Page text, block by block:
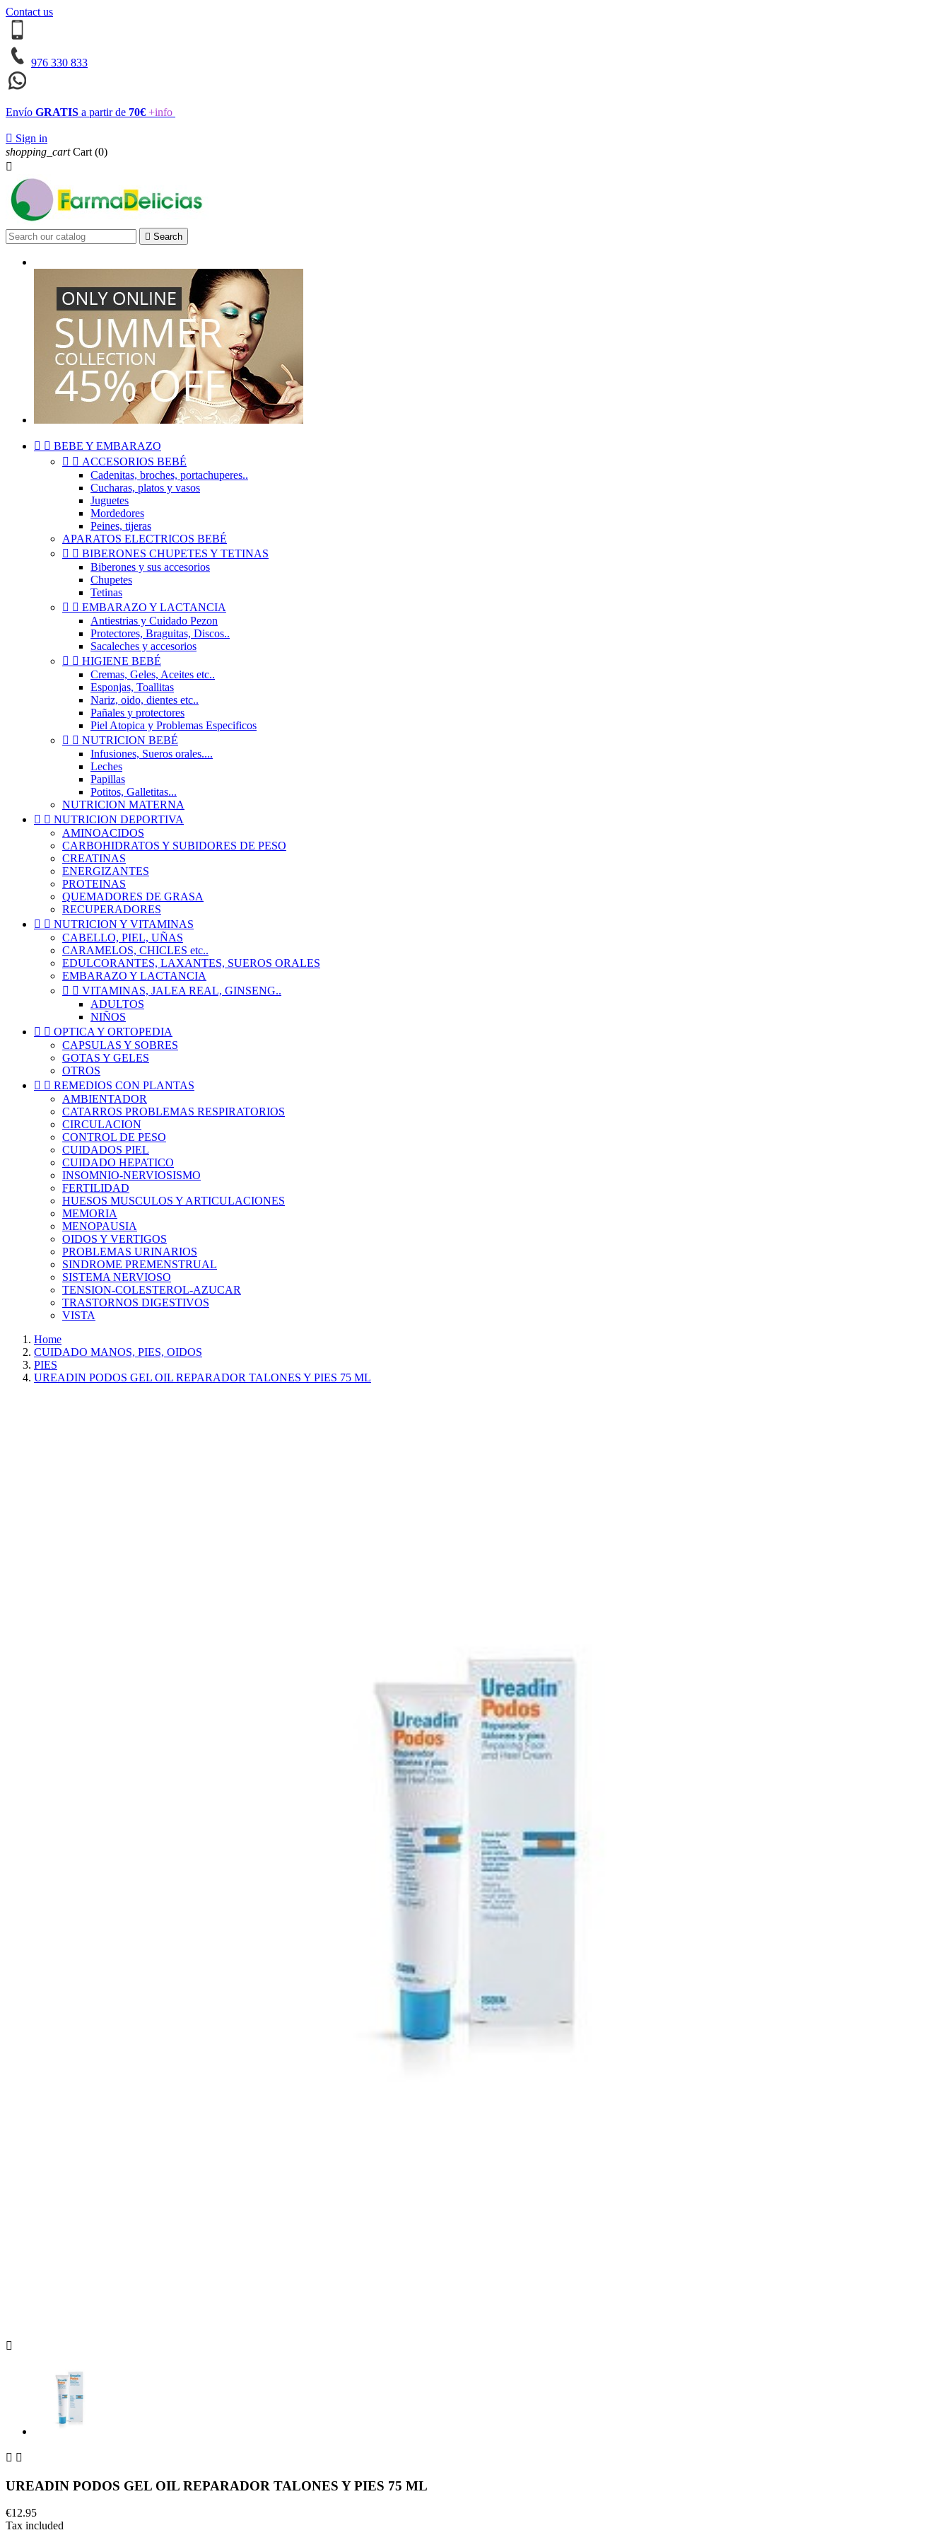
Contact us
976 330 833
Envío GRATIS a partir de 70€ +info
 Sign in
shopping_cart Cart (0)

 Search
  BEBE Y EMBARAZO
  ACCESORIOS BEBÉ
Cadenitas, broches, portachuperes..
Cucharas, platos y vasos
Juguetes
Mordedores
Peines, tijeras
APARATOS ELECTRICOS BEBÉ
  BIBERONES CHUPETES Y TETINAS
Biberones y sus accesorios
Chupetes
Tetinas
  EMBARAZO Y LACTANCIA
Antiestrias y Cuidado Pezon
Protectores, Braguitas, Discos..
Sacaleches y accesorios
  HIGIENE BEBÉ
Cremas, Geles, Aceites etc..
Esponjas, Toallitas
Nariz, oido, dientes etc..
Pañales y protectores
Piel Atopica y Problemas Especificos
  NUTRICION BEBÉ
Infusiones, Sueros orales....
Leches
Papillas
Potitos, Galletitas...
NUTRICION MATERNA
  NUTRICION DEPORTIVA
AMINOACIDOS
CARBOHIDRATOS Y SUBIDORES DE PESO
CREATINAS
ENERGIZANTES
PROTEINAS
QUEMADORES DE GRASA
RECUPERADORES
  NUTRICION Y VITAMINAS
CABELLO, PIEL, UÑAS
CARAMELOS, CHICLES etc..
EDULCORANTES, LAXANTES, SUEROS ORALES
EMBARAZO Y LACTANCIA
  VITAMINAS, JALEA REAL, GINSENG..
ADULTOS
NIÑOS
  OPTICA Y ORTOPEDIA
CAPSULAS Y SOBRES
GOTAS Y GELES
OTROS
  REMEDIOS CON PLANTAS
AMBIENTADOR
CATARROS PROBLEMAS RESPIRATORIOS
CIRCULACION
CONTROL DE PESO
CUIDADOS PIEL
CUIDADO HEPATICO
INSOMNIO-NERVIOSISMO
FERTILIDAD
HUESOS MUSCULOS Y ARTICULACIONES
MEMORIA
MENOPAUSIA
OIDOS Y VERTIGOS
PROBLEMAS URINARIOS
SINDROME PREMENSTRUAL
SISTEMA NERVIOSO
TENSION-COLESTEROL-AZUCAR
TRASTORNOS DIGESTIVOS
VISTA
Home
CUIDADO MANOS, PIES, OIDOS
PIES
UREADIN PODOS GEL OIL REPARADOR TALONES Y PIES 75 ML

 
UREADIN PODOS GEL OIL REPARADOR TALONES Y PIES 75 ML
€12.95
Tax included